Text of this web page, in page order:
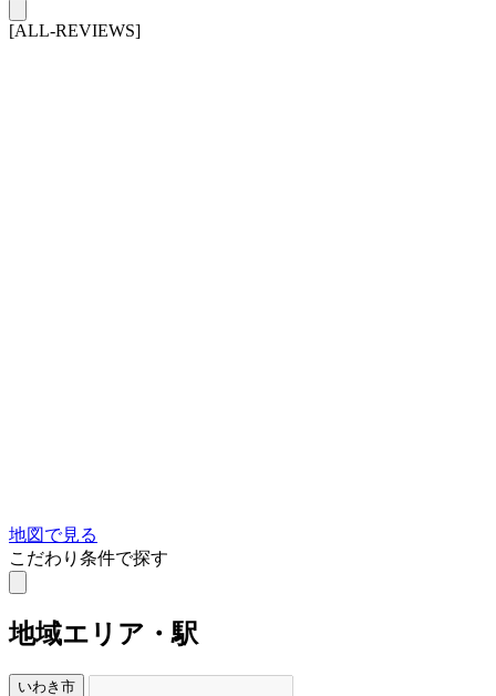
[ALL-REVIEWS]
地図で見る
こだわり条件で探す
地域エリア・駅
いわき市